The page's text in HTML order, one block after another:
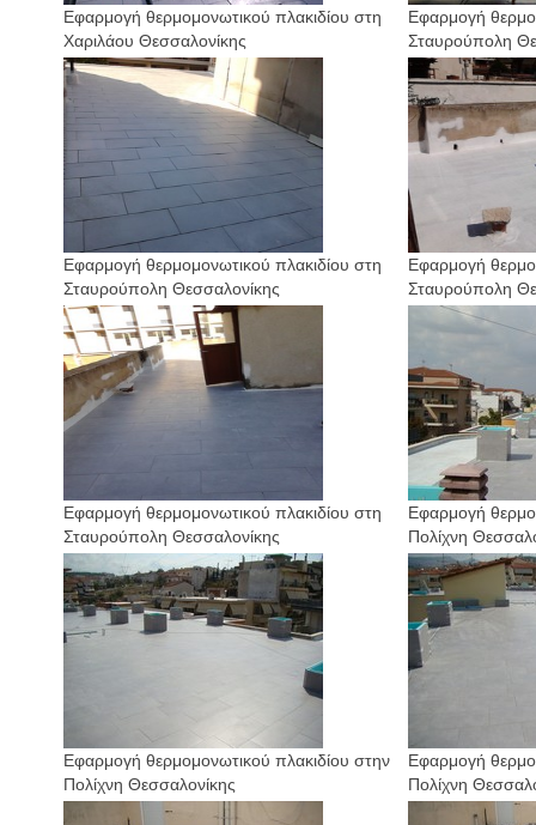
Εφαρμογή θερμομονωτικού πλακιδίου στη
Χαριλάου Θεσσαλονίκης
Εφαρμογή
Σταυρούπολη
Εφαρμογή θερμομονωτικού πλακιδίου στη
Σταυρούπολη Θεσσαλονίκης
Εφαρμογή
Σταυρούπολη
Εφαρμογή θερμομονωτικού πλακιδίου στη
Σταυρούπολη Θεσσαλονίκης
Εφαρμογή
Πολίχνη
Εφαρμογή θερμομονωτικού πλακιδίου στην
Πολίχνη Θεσσαλονίκης
Εφαρμογή
Πολίχνη